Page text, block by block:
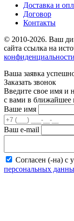
Доставка и
Договор
Контакты
© 2010-2026. Ваш
сайта ссылка на
конфиденциальности
Ваша заявка
Заказать звонок
Введите свое имя и
с вами в ближайшее
Ваше имя
Ваш e-mail
Согласен (-на) с
персональных